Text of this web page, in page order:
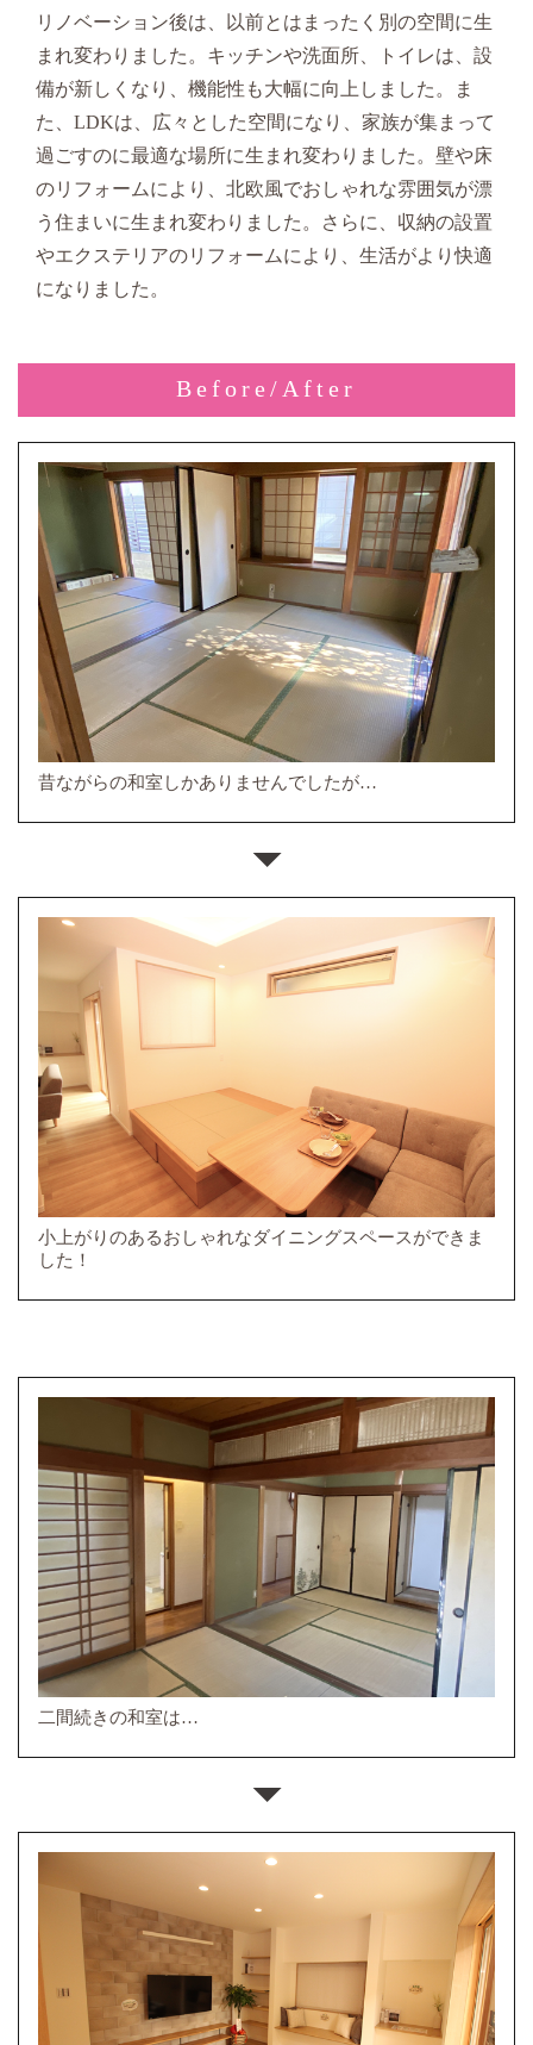
リノベーション後は、以前とはまったく別の空間に生
まれ変わりました。キッチンや洗面所、トイレは、設
備が新しくなり、機能性も大幅に向上しました。ま
た、LDKは、広々とした空間になり、家族が集まって
過ごすのに最適な場所に生まれ変わりました。壁や床
のリフォームにより、北欧風でおしゃれな雰囲気が漂
う住まいに生まれ変わりました。さらに、収納の設置
やエクステリアのリフォームにより、生活がより快適
になりました。
Before/After
昔ながらの和室しかありませんでしたが…
小上がりのあるおしゃれなダイニングスペースができま
した！
二間続きの和室は…